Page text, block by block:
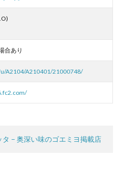
合あり
A2104/A210401/21000748/
タ − 奥深い味のゴエミヨ掲載店